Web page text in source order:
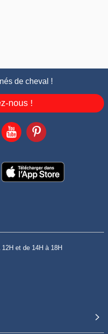
de cheval !
nous !
et de 14H à 18H